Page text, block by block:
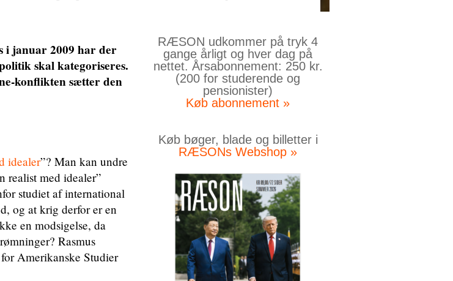
i januar 2009 har der
skal kategoriseres.
konflikten sætter den
idealer”? Man kan undre
realist med idealer”
studiet af international
og at krig derfor er en
en modsigelse, da
Rasmus
Amerikanske Studier
RÆSON udkommer på tryk 4
gange årligt og hver dag på
nettet. Årsabonnement: 250 kr.
(200 for studerende og
pensionister)
Køb abonnement »
Køb bøger, blade og billetter i
RÆSONs Webshop »